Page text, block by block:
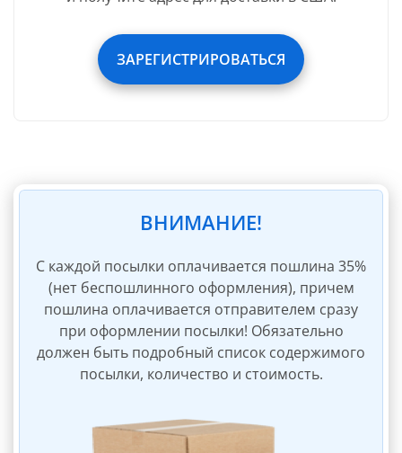
Фото входящей посылки
Взвешивание входящей посылки
Убрать обувные коробки/Упаковку
Страховка посылки на сумму $60
Упаковочные материалы
Оплата инвойса в кабинете
ЗАРЕГИСТРИРОВАТЬСЯ
ВНИМАНИЕ!
С каждой посылки оплачивается пошлина 35%
(нет беспошлинного оформления), причем
пошлина оплачивается отправителем сразу
при оформлении посылки! Обязательно
должен быть подробный список содержимого
посылки, количество и стоимость.